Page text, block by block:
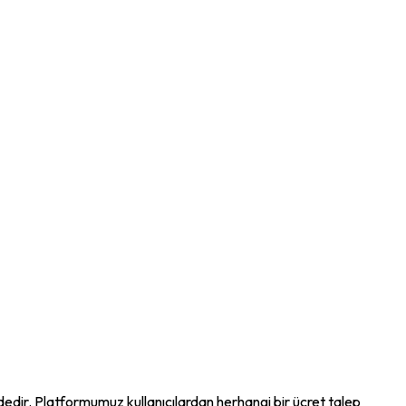
Platformumuz kullanıcılardan herhangi bir ücret talep